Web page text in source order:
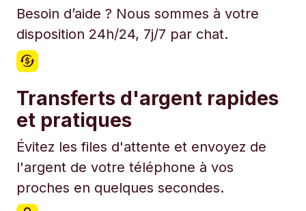
Besoin d’aide ? Nous sommes à votre
disposition 24h/24, 7j/7 par chat.
Transferts d'argent rapides
et pratiques
Évitez les files d'attente et envoyez de
l'argent de votre téléphone à vos
proches en quelques secondes.